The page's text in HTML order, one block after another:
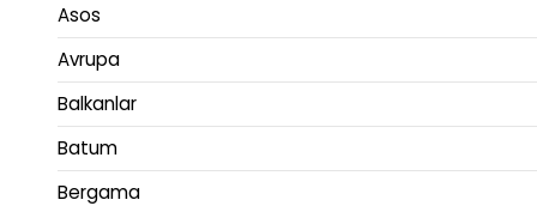
Asos
Avrupa
Balkanlar
Batum
Bergama